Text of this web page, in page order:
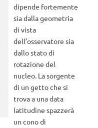
dipende fortemente
sia dalla geometria
di vista
dell’osservatore sia
dallo stato di
rotazione del
nucleo. La sorgente
di un getto che si
trova a una data
latitudine spazzerà
un cono di